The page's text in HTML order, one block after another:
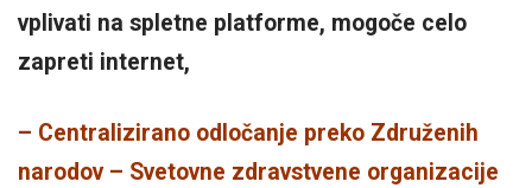
vplivati na spletne platforme, mogoče celo
zapreti internet,
– Centralizirano odločanje preko Združenih
narodov – Svetovne zdravstvene organizacije